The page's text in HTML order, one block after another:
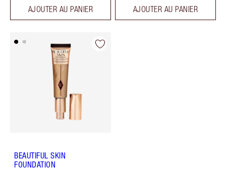
AJOUTER AU PANIER AJOUTER AU PANIER
BEAUTIFUL SKIN
FOUNDATION